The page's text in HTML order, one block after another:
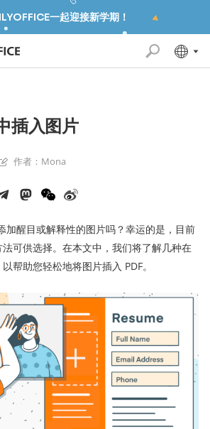
一起迎接新学期！
插入图片
作者：Mona
加醒目或解释性的图片吗？幸运的是，目前
可供选择。在本文中，我们将了解几种在
帮助您轻松地将图片插入 PDF。